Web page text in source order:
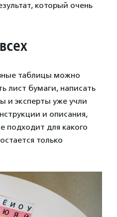
который очень
таблицы можно
лист бумаги, написать
и эксперты уже учли
и описания,
подходит для какого
только